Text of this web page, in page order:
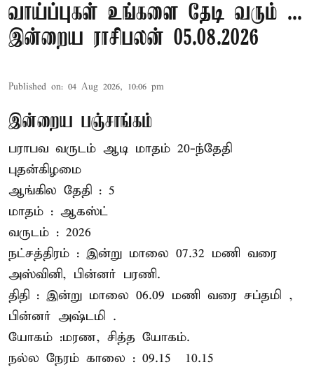
வாய்ப்புகள் உங்களை தேடி வரும் ...
இன்றைய ராசிபலன் 05.08.2026
Published on: 04 Aug 2026, 10:06 pm
இன்றைய பஞ்சாங்கம்
பராபவ வருடம் ஆடி மாதம் 20-ந்தேதி
புதன்கிழமை
ஆங்கில தேதி : 5
மாதம் : ஆகஸ்ட்
வருடம் : 2026
நட்சத்திரம் : இன்று மாலை 07.32 மணி வரை
அஸ்வினி, பின்னர் பரணி.
திதி : இன்று மாலை 06.09 மணி வரை சப்தமி ,
பின்னர் அஷ்டமி .
யோகம் :மரண, சித்த யோகம்.
நல்ல நேரம் காலை : 09.15 – 10.15